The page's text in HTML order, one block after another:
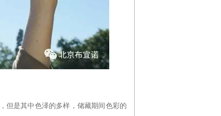
但是其中色泽的多样，储藏期间色彩的